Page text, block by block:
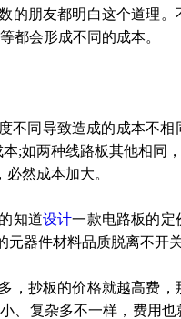
的朋友都明白这个道理
都会形成不同的成本。
不同导致造成的成本不
本;如两种线路板其他相同
然成本加大。
知道设计一款电路板的定
元器件材料品质脱离不开关
抄板的价格就越高费，
、复杂多不一样，费用